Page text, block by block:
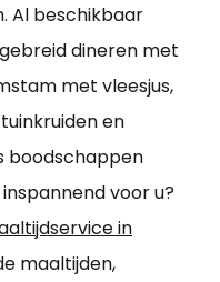
Al beschikbaar
dineren met
met vleesjus,
en
boodschappen
voor u?
in
maaltijden,